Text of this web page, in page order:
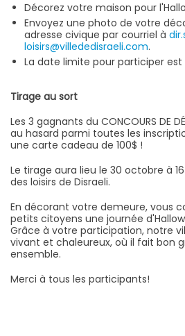
Décorez votre maison pour
Envoyez une photo de votre
adresse civique par courriel à
loisirs@villededisraeli.com.
La date limite pour participer
Tirage au sort
Les 3 gagnants du CONCOURS DE
au hasard parmi toutes les
une carte cadeau de 100$ !
Le tirage aura lieu le 30 octobre à
des loisirs de Disraeli.
En décorant votre demeure, vous
petits citoyens une journée
Grâce à votre participation, notre
vivant et chaleureux, où il fait bon
ensemble.
Merci à tous les participants!